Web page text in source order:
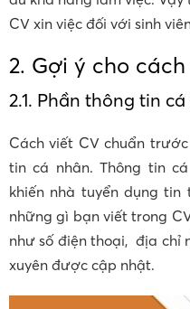
CV xin việc đối với sinh
2. Gợi ý cho
2.1. Phần thông tin
Cách viết CV chuẩn
tin cá nhân. Thông tin
khiến nhà tuyển dụng
những gì bạn viết trong
như số điện thoại, địa chỉ
xuyên được cập nhật.